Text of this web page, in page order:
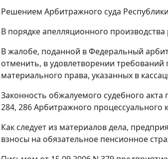
Решением Арбитражного суда
В порядке апелляционного
В жалобе, поданной в Федеральный
отменить, в удовлетворении
материального права, указанных в
Законность обжалуемого судебного
284, 286Арбитражного процессуального
Как следует из материалов дела,
взносы на обязательное пенсионное